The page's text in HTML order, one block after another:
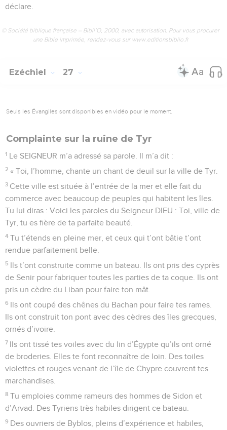
déclare.
© Société biblique française – Bibli’O, 2000, avec autorisation. Pour vous procurer
une Bible imprimée, rendez-vous sur www.editionsbiblio.fr
Ezéchiel 27
Seuls les Évangiles sont disponibles en vidéo pour le moment.
Complainte sur la ruine de Tyr
1 Le SEIGNEUR m’a adressé sa parole. Il m’a dit :
2 « Toi, l’homme, chante un chant de deuil sur la ville de Tyr.
3 Cette ville est située à l’entrée de la mer et elle fait du
commerce avec beaucoup de peuples qui habitent les îles.
Tu lui diras : Voici les paroles du Seigneur DIEU : Toi, ville de
Tyr, tu es fière de ta parfaite beauté.
4 Tu t’étends en pleine mer, et ceux qui t’ont bâtie t’ont
rendue parfaitement belle.
5 Ils t’ont construite comme un bateau. Ils ont pris des cyprès
de Senir pour fabriquer toutes les parties de ta coque. Ils ont
pris un cèdre du Liban pour faire ton mât.
6 Ils ont coupé des chênes du Bachan pour faire tes rames.
Ils ont construit ton pont avec des cèdres des îles grecques,
ornés d’ivoire.
7 Ils ont tissé tes voiles avec du lin d’Égypte qu’ils ont orné
de broderies. Elles te font reconnaître de loin. Des toiles
violettes et rouges venant de l’île de Chypre couvrent tes
marchandises.
8 Tu emploies comme rameurs des hommes de Sidon et
d’Arvad. Des Tyriens très habiles dirigent ce bateau.
9 Des ouvriers de Byblos, pleins d’expérience et habiles,